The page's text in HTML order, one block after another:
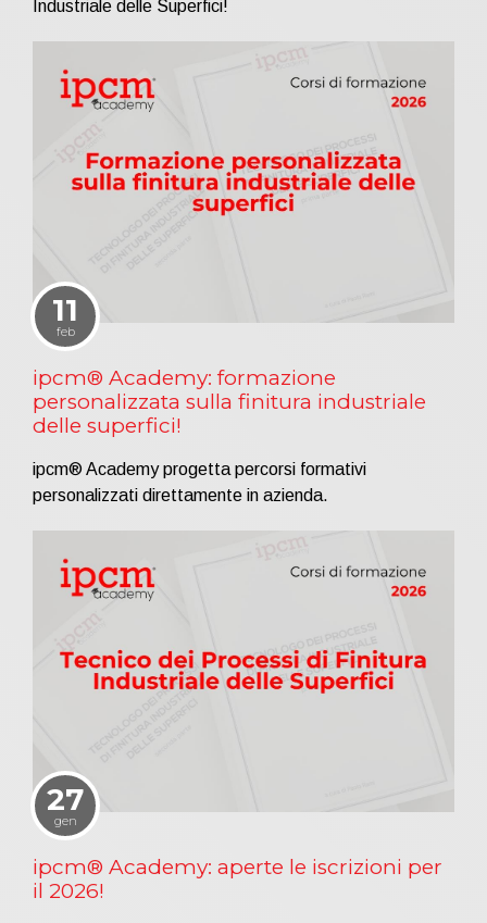
Industriale delle Superfici!
11
feb
ipcm® Academy: formazione
personalizzata sulla finitura industriale
delle superfici!
ipcm® Academy progetta percorsi formativi
personalizzati direttamente in azienda.
27
gen
ipcm® Academy: aperte le iscrizioni per
il 2026!